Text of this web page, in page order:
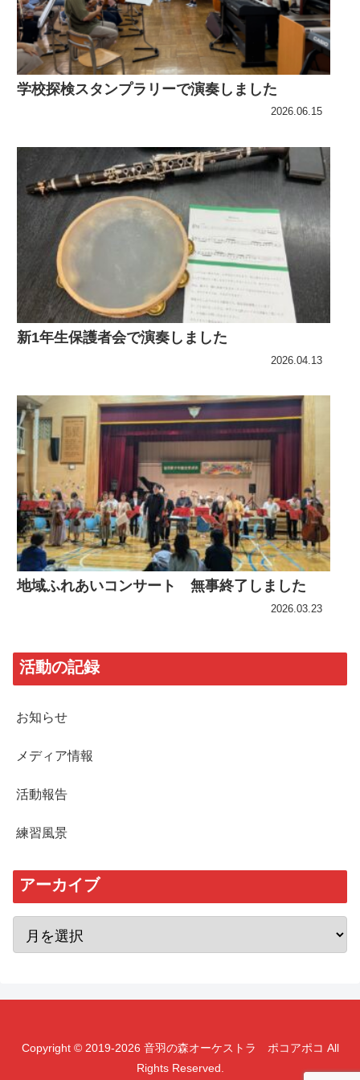
学校探検スタンプラリーで演奏しました
2026.06.15
新1年生保護者会で演奏しました
2026.04.13
地域ふれあいコンサート 無事終了しました
2026.03.23
活動の記録
お知らせ
メディア情報
活動報告
練習風景
アーカイブ
Copyright © 2019-2026 音羽の森オーケストラ ポコアポコ All
Rights Reserved.